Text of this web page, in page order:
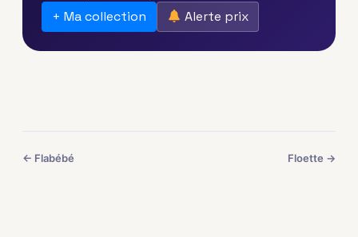
+ Ma collection Alerte prix
← Flabébé Floette →